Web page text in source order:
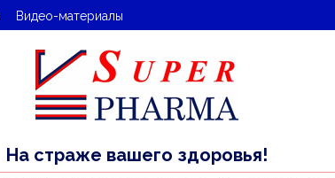
Видео-материалы
На страже вашего здоровья!